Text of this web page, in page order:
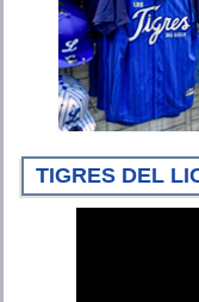
TIGRES DEL